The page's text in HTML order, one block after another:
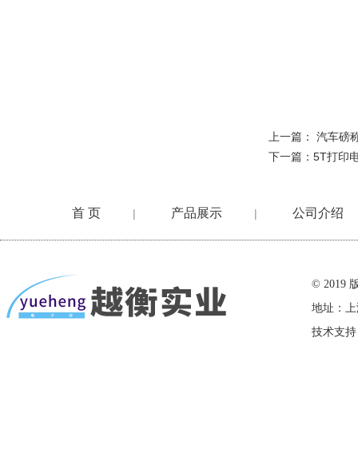
上一篇： 汽车磅
下一篇： 5T打印
首 页 | 产品展示 | 公司介绍
© 2019
地址：
技术支